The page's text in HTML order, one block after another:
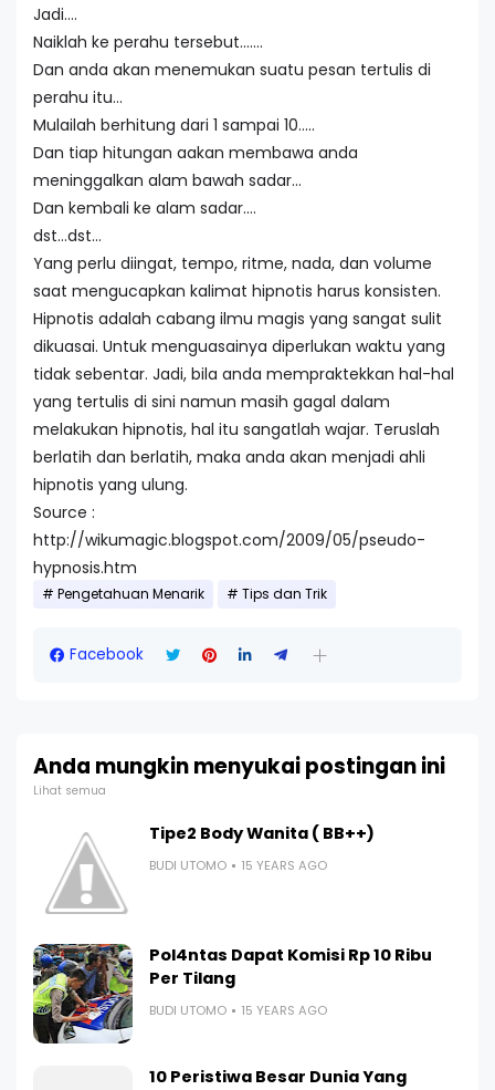
Jadi….
Naiklah ke perahu tersebut…….
Dan anda akan menemukan suatu pesan tertulis di
perahu itu…
Mulailah berhitung dari 1 sampai 10…..
Dan tiap hitungan aakan membawa anda
meninggalkan alam bawah sadar…
Dan kembali ke alam sadar….
dst…dst…
Yang perlu diingat, tempo, ritme, nada, dan volume
saat mengucapkan kalimat hipnotis harus konsisten.
Hipnotis adalah cabang ilmu magis yang sangat sulit
dikuasai. Untuk menguasainya diperlukan waktu yang
tidak sebentar. Jadi, bila anda mempraktekkan hal-hal
yang tertulis di sini namun masih gagal dalam
melakukan hipnotis, hal itu sangatlah wajar. Teruslah
berlatih dan berlatih, maka anda akan menjadi ahli
hipnotis yang ulung.
Source :
http://wikumagic.blogspot.com/2009/05/pseudo-
hypnosis.htm
Pengetahuan Menarik Tips dan Trik
Facebook
Anda mungkin menyukai postingan ini
Lihat semua
Tipe2 Body Wanita ( BB++)
BUDI UTOMO 15 YEARS AGO
Pol4ntas Dapat Komisi Rp 10 Ribu
Per Tilang
BUDI UTOMO 15 YEARS AGO
10 Peristiwa Besar Dunia Yang